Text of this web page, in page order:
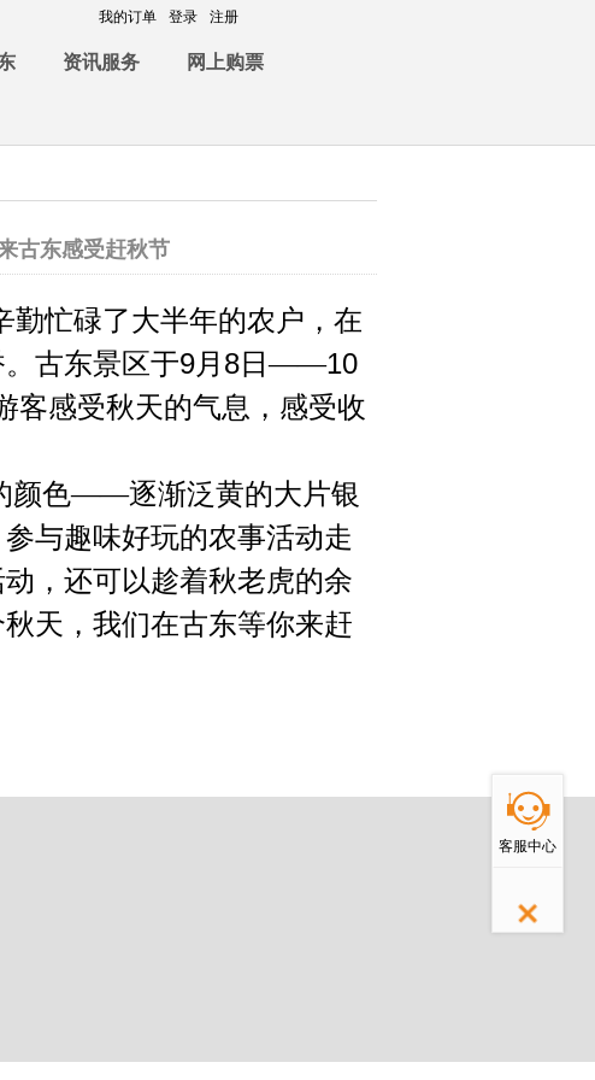
我的订单 登录 注册
资讯服务 网上购票
古东感受赶秋节
勤忙碌了大半年的农户，在
古东景区于9月 8日——10
客感受秋天的气息，感受收
颜色——逐渐泛黄的大片银
与趣味好玩的农事活动走
，还可以趁着秋老虎的余
天，我们在古东等你来赶
客服中心